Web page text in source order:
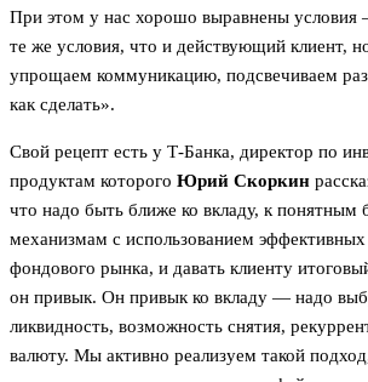
При этом у нас хорошо выравнены условия
те же условия, что и действующий клиент,
упрощаем коммуникацию, подсвечиваем
как сделать».
Свой рецепт есть у Т-Банка, директор по
продуктам которого Юрий Скоркин
что надо быть ближе ко вкладу, к понятным
механизмам с использованием
фондового рынка, и давать клиенту
он привык. Он привык ко вкладу — надо
ликвидность, возможность снятия,
валюту. Мы активно реализуем такой